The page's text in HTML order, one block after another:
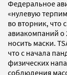
Федеральное
«нулевую
во вторник, что
авиакомпаний о
носить маски.
что с начала
физических
соблюдения